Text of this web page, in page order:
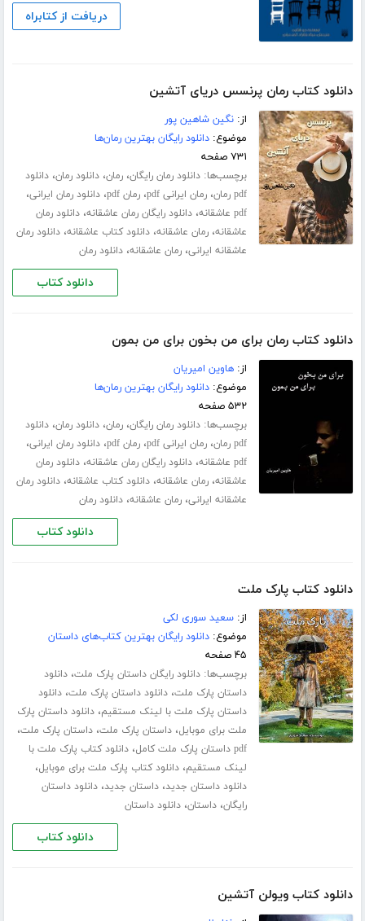
دریافت از کتابراه
دانلود کتاب رمان پرنسس دریای آتشین
از:نگین شاهین پور
موضوع:دانلود رایگان بهترین رمان‌ها
۷۳۱ صفحه
برچسب‌ها:دانلود رمان رایگان،رمان،دانلود رمان،دانلود
pdf رمان
،رمان ایرانی pdf ،رمان pdf ،دانلود رمان ایرانی،
pdf عاشقانه ،دانلود رایگان رمان عاشقانه،دانلود رمان
عاشقانه،رمان عاشقانه،دانلود کتاب عاشقانه،دانلود رمان
عاشقانه ایرانی،رمان عاشقانه،دانلود رمان
دانلود کتاب
دانلود کتاب رمان برای من بخون برای من بمون
از:هاوین امیریان
موضوع:دانلود رایگان بهترین رمان‌ها
۵۳۲ صفحه
برچسب‌ها:دانلود رمان رایگان،رمان،دانلود رمان،دانلود
pdf رمان
،رمان ایرانی pdf ،رمان pdf ،دانلود رمان ایرانی،
pdf عاشقانه ،دانلود رایگان رمان عاشقانه،دانلود رمان
عاشقانه،رمان عاشقانه،دانلود کتاب عاشقانه،دانلود رمان
عاشقانه ایرانی،رمان عاشقانه،دانلود رمان
دانلود کتاب
دانلود کتاب پارک ملت
از:سعید سوری لکی
موضوع:دانلود رایگان بهترین کتاب‌های داستان
۴۵ صفحه
برچسب‌ها:دانلود رایگان داستان پارک ملت،دانلود
داستان پارک ملت،دانلود داستان پارک ملت،دانلود
داستان پارک ملت با لینک مستقیم،دانلود داستان پارک
ملت برای موبایل،داستان پارک ملت،داستان پارک ملت،
pdf داستان پارک ملت کامل ،دانلود کتاب پارک ملت با
لینک مستقیم،دانلود کتاب پارک ملت برای موبایل،
دانلود داستان جدید،داستان جدید،دانلود داستان
رایگان،داستان،دانلود داستان
دانلود کتاب
دانلود کتاب ویولن آتشین